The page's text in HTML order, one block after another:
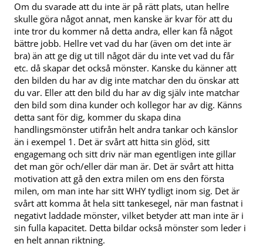
Om du svarade att du inte är på rätt plats, utan hellre
skulle göra något annat, men kanske är kvar för att du
inte tror du kommer nå detta andra, eller kan få något
bättre jobb. Hellre vet vad du har (även om det inte är
bra) än att ge dig ut till något där du inte vet vad du får
etc. då skapar det också mönster. Kanske du känner att
den bilden du har av dig inte matchar den du önskar att
du var. Eller att den bild du har av dig själv inte matchar
den bild som dina kunder och kollegor har av dig. Känns
detta sant för dig, kommer du skapa dina
handlingsmönster utifrån helt andra tankar och känslor
än i exempel 1. Det är svårt att hitta sin glöd, sitt
engagemang och sitt driv när man egentligen inte gillar
det man gör och/eller där man är. Det är svårt att hitta
motivation att gå den extra milen om ens den första
milen, om man inte har sitt WHY tydligt inom sig. Det är
svårt att komma åt hela sitt tankesegel, när man fastnat i
negativt laddade mönster, vilket betyder att man inte är i
sin fulla kapacitet. Detta bildar också mönster som leder i
en helt annan riktning.